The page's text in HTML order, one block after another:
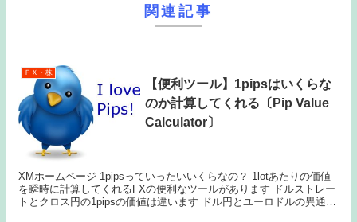
関連記事
ＦＸ・株
【便利ツール】1pipsはいくらな
のか計算してくれる〔Pip Value
Calculator〕
XMホームページ 1pipsっていったいいくらなの？ 1lotあたりの価値
を瞬時に計算してくれるFXの便利なツールがあります ドルストレー
トとクロス円の1pipsの価値は違います ドル円とユーロドルの異通貨